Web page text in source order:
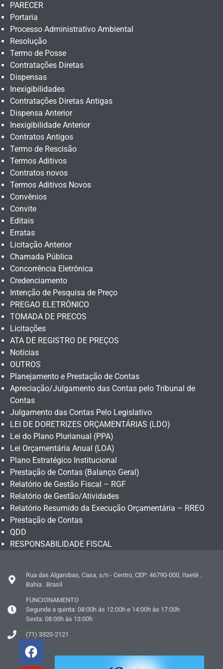
PARECER
Portaria
Processo Administrativo Ambiental
Resolução
Termo de Posse
Contratações Diretas
Dispensas
Inexigibilidades
Contratações Diretas Antigas
Dispensa Anterior
Inexigibilidade Anterior
Contratos Antigos
Termo de Rescisão
Termos Aditivos
Contratos novos
Termos Aditivos Novos
Convênios
Convite
Editais
Erratas
Licitação Anterior
Chamada Pública
Concorrência Eletrônica
Credenciamento
Intenção de Pesquisa de Preço
PREGAO ELETRÔNICO
TOMADA DE PRECOS
Licitações
ATA DE REGISTRO DE PREÇOS
Notícias
OUTROS
Planejamento e Prestação de Contas
Apreciação/Julgamento das Contas pelo Tribunal de
Contas
Julgamento das Contas Pelo Legislativo
LEI DE DORETRIZES ORÇAMENTÁRIAS (LDO)
Lei do Plano Plurianual (PPA)
Lei Orçamentária Anual (LOA)
Plano Estratégico Institucional
Prestação de Contas (Balanço Geral)
Relatório de Gestão Fiscal – RGF
Relatório de Gestão/Atividades
Relatório Resumido da Execução Orçamentária – RREO
Prestação de Contas
QDD
RESPONSABILIDADE FISCAL
Rua das Algarobas, Casa, s/n - Centro, CEP: 46790-000, Itaetê .
Bahia . Brasil
FUNCIONAMENTO
Segunda a quinta: 08:00h às 12:00h e 14:00h às 17:00h
Sexta: 08:00h às 13:00h
(71) 3320-2121